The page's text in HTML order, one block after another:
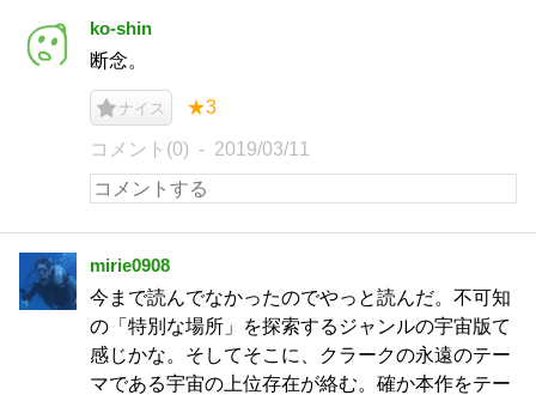
ko-shin
断念。
ナイス ★3
コメント(0) 2019/03/11
mirie0908
今まで読んでなかったのでやっと読んだ。不可知
の「特別な場所」を探索するジャンルの宇宙版て
感じかな。そしてそこに、クラークの永遠のテー
マである宇宙の上位存在が絡む。確か本作をテー